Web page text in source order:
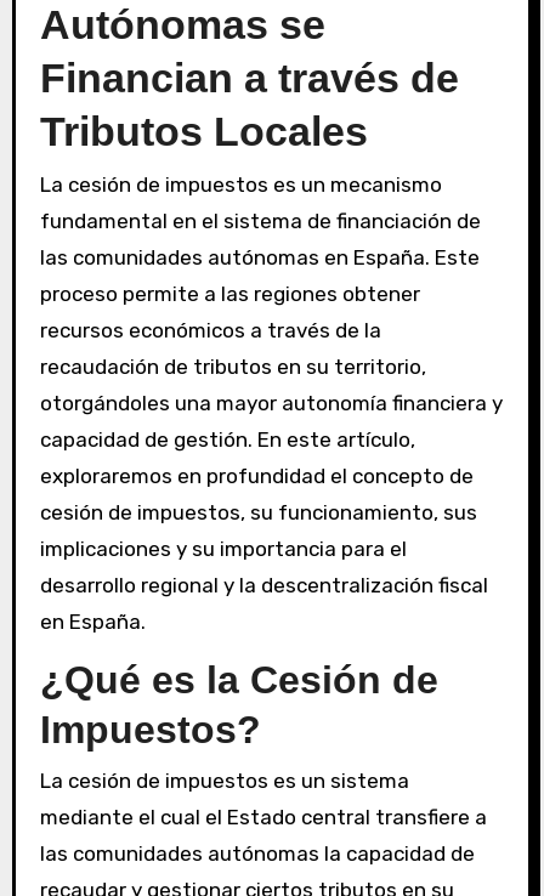
Autónomas se
Financian a través de
Tributos Locales
La cesión de impuestos es un mecanismo
fundamental en el sistema de financiación de
las comunidades autónomas en España. Este
proceso permite a las regiones obtener
recursos económicos a través de la
recaudación de tributos en su territorio,
otorgándoles una mayor autonomía financiera y
capacidad de gestión. En este artículo,
exploraremos en profundidad el concepto de
cesión de impuestos, su funcionamiento, sus
implicaciones y su importancia para el
desarrollo regional y la descentralización fiscal
en España.
¿Qué es la Cesión de
Impuestos?
La cesión de impuestos es un sistema
mediante el cual el Estado central transfiere a
las comunidades autónomas la capacidad de
recaudar y gestionar ciertos tributos en su